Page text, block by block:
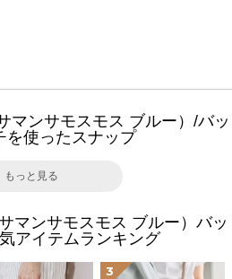
マンサモスモス ブルー）/バッ
を使ったスナップ
もっと見る
マンサモスモス ブルー）バッ
アイテムランキング
3